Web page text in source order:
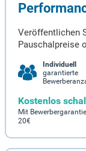
Veröffentlichen
Pauschalpreise
Individuell
garantierte
Kostenlos
Mit
20€